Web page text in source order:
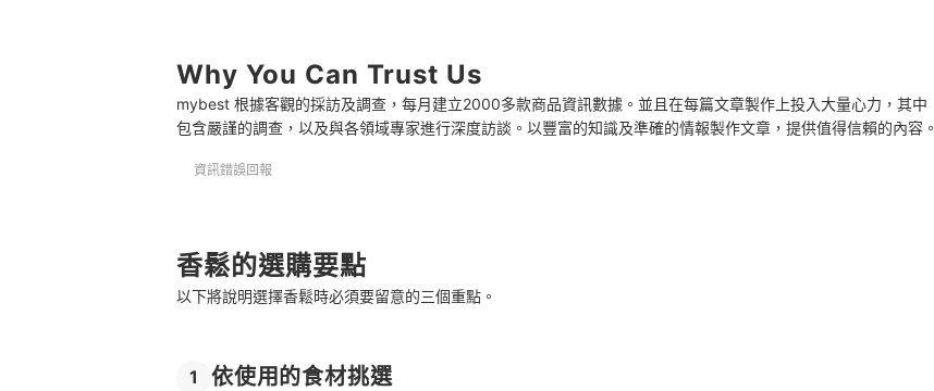
以香鬆入菜的食譜
適合搭配飯糰的香鬆種類
Why You Can Trust Us
mybest 根據客觀的採訪及調查，每月建立2000多款商品資訊數據。並且在每篇文章製作上投入大量心力，其中
包含嚴謹的調查，以及與各領域專家進行深度訪談。以豐富的知識及準確的情報製作文章，提供值得信賴的內容。
資訊錯誤回報
香鬆的選購要點
以下將說明選擇香鬆時必須要留意的三個重點。
1 依使用的食材挑選